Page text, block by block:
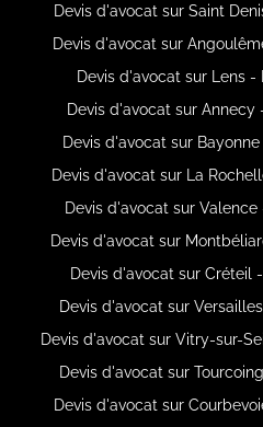
Devis d'avocat sur Saint
Devis d'avocat sur
Devis d'avocat sur Lens
Devis d'avocat sur
Devis d'avocat sur
Devis d'avocat sur La
Devis d'avocat sur
Devis d'avocat sur
Devis d'avocat sur Créteil
Devis d'avocat sur
Devis d'avocat sur Vitry-sur-
Devis d'avocat sur
Devis d'avocat sur